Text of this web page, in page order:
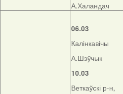
А.Халандач
06.03
Калінкавічы
А.Шэўчык
10.03
Веткаўскі р-н,